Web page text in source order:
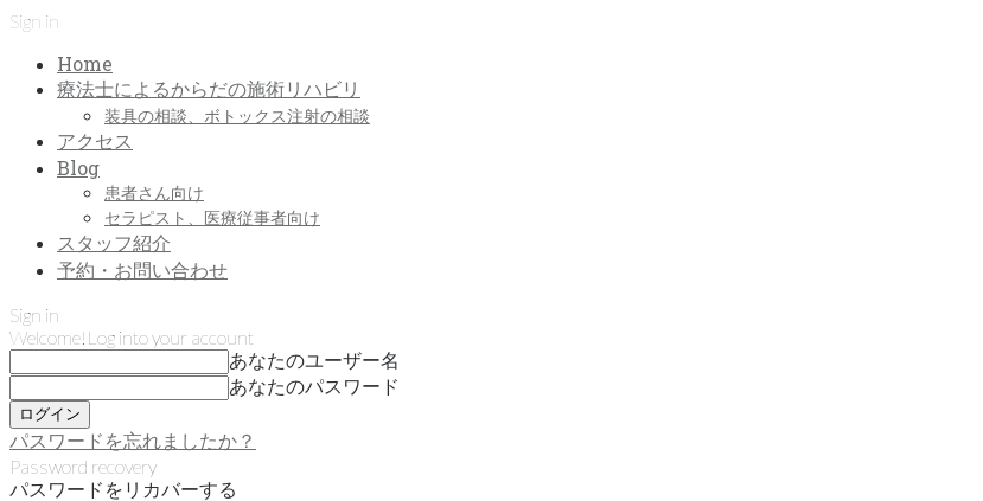
Sign in
Home
療法士によるからだの施術リハビリ
装具の相談、ボトックス注射の相談
アクセス
Blog
患者さん向け
セラピスト、医療従事者向け
スタッフ紹介
予約・お問い合わせ
Sign in
Welcome! Log into your account
あなたのユーザー名
あなたのパスワード
パスワードを忘れましたか？
Password recovery
パスワードをリカバーする